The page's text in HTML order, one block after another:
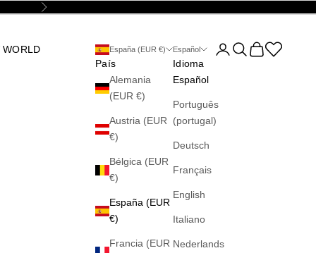
Siguiente
WORLD España (EUR €)
País
Alemania
(EUR €)
Austria (EUR
€)
Bélgica (EUR
€)
España (EUR
€)
Francia (EUR
Español
Idioma
Español
Português
(portugal)
Deutsch
Français
English
Italiano
Nederlands
Abrir página de la
Abrir búsqueda
Abrir cesta
Abrir la